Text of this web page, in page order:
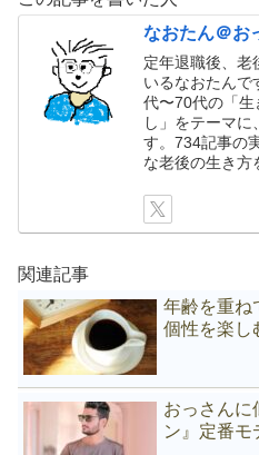
なおたん＠お
定年退職後、老
いるなおたんで
代〜70代の「生
し」をテーマに
す。734記事の
な老後の生き方
関連記事
年齢を重ね
個性を楽し
おっさんに
ン』定番モ